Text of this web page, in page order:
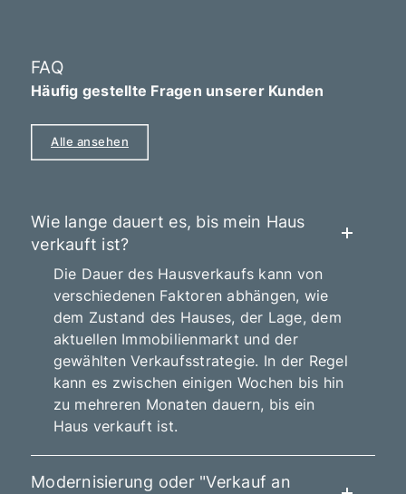
FAQ
Häufig gestellte Fragen unserer Kunden
Alle ansehen
Wie lange dauert es, bis mein Haus
verkauft ist?
Die Dauer des Hausverkaufs kann von
verschiedenen Faktoren abhängen, wie
dem Zustand des Hauses, der Lage, dem
aktuellen Immobilienmarkt und der
gewählten Verkaufsstrategie. In der Regel
kann es zwischen einigen Wochen bis hin
zu mehreren Monaten dauern, bis ein
Haus verkauft ist.
Modernisierung oder "Verkauf an